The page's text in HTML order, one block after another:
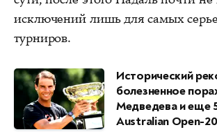
исключений лишь для самых
турниров.
Исторический
болезненное
Медведева и еще
Australian Open-